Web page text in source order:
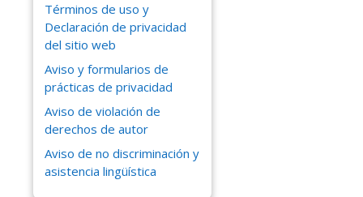
Términos de uso y
Declaración de privacidad
del sitio web
Aviso y formularios de
prácticas de privacidad
Aviso de violación de
derechos de autor
Aviso de no discriminación y
asistencia lingüística